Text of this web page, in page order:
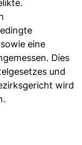
eine
Dies
und
wird